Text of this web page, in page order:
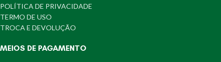
POLÍTICA DE PRIVACIDADE
TERMO DE USO
TROCA E DEVOLUÇÃO
MEIOS DE PAGAMENTO